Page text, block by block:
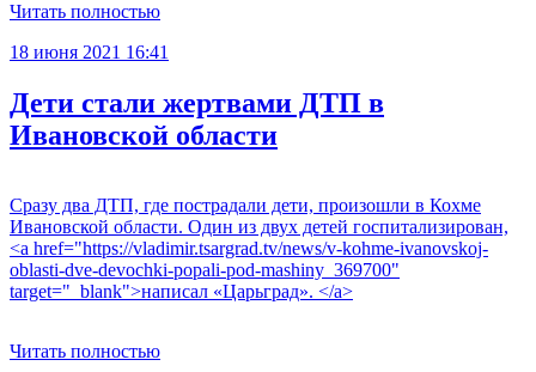
Читать полностью
18 июня 2021 16:41
Дети стали жертвами ДТП в
Ивановской области
Сразу два ДТП, где пострадали дети, произошли в Кохме
Ивановской области. Один из двух детей госпитализирован,
<a href="https://vladimir.tsargrad.tv/news/v-kohme-ivanovskoj-
oblasti-dve-devochki-popali-pod-mashiny_369700"
target="_blank">написал «Царьград». </a>
Читать полностью